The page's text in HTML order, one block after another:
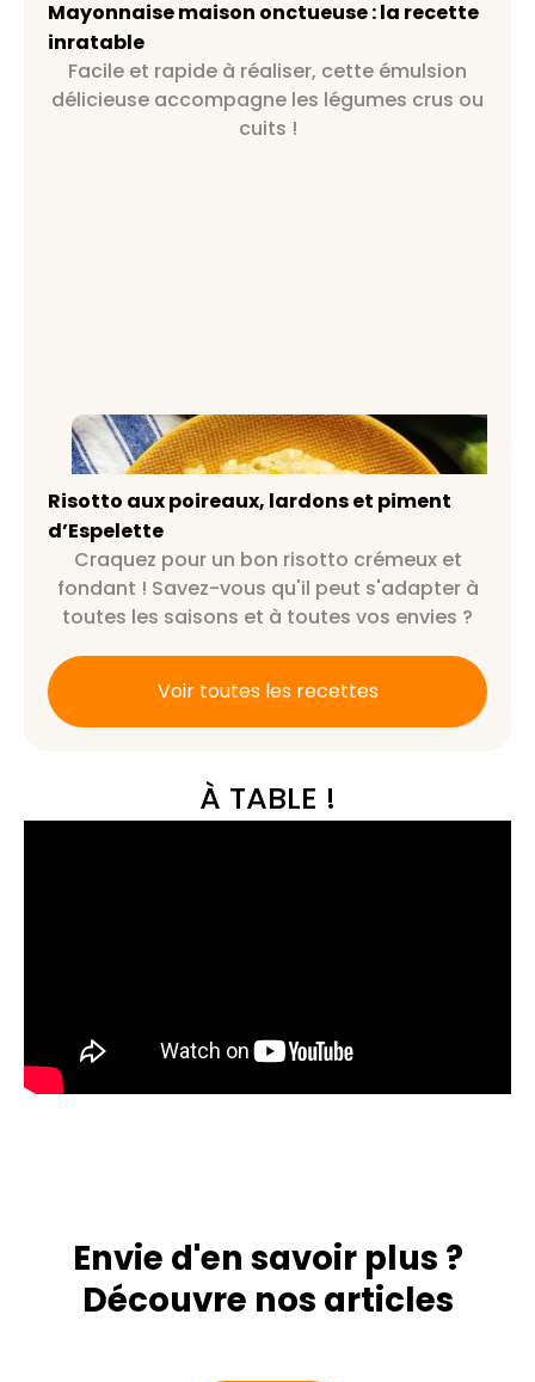
Mayonnaise maison onctueuse : la recette
inratable
Facile et rapide à réaliser, cette émulsion
délicieuse accompagne les légumes crus ou
cuits !
Risotto aux poireaux, lardons et
piment d’Espelette
Risotto aux poireaux, lardons et piment
d’Espelette
Craquez pour un bon risotto crémeux et
fondant ! Savez-vous qu'il peut s'adapter à
toutes les saisons et à toutes vos envies ?
Voir toutes les recettes
À TABLE !
Envie d'en savoir plus ?
Découvre nos articles